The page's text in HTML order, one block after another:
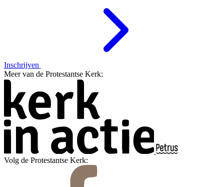
Inschrijven
Meer van de Protestantse Kerk:
Volg de Protestantse Kerk: